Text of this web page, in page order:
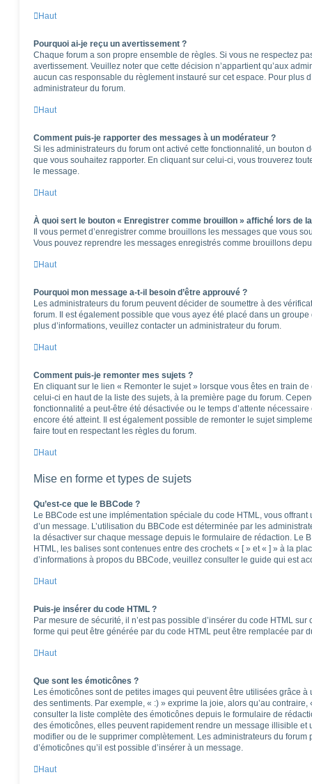
Haut
Pourquoi ai-je reçu un avertissement ?
Chaque forum a son propre ensemble de règles. Si vous ne respectez
avertissement. Veuillez noter que cette décision n’appartient qu’aux
aucun cas responsable du règlement instauré sur cet espace. Pour plus
administrateur du forum.
Haut
Comment puis-je rapporter des messages à un modérateur ?
Si les administrateurs du forum ont activé cette fonctionnalité, un bouton
que vous souhaitez rapporter. En cliquant sur celui-ci, vous trouverez
le message.
Haut
À quoi sert le bouton « Enregistrer comme brouillon » affiché lors de
Il vous permet d’enregistrer comme brouillons les messages que vous
Vous pouvez reprendre les messages enregistrés comme brouillons
Haut
Pourquoi mon message a-t-il besoin d’être approuvé ?
Les administrateurs du forum peuvent décider de soumettre à des
forum. Il est également possible que vous ayez été placé dans un
plus d’informations, veuillez contacter un administrateur du forum.
Haut
Comment puis-je remonter mes sujets ?
En cliquant sur le lien « Remonter le sujet » lorsque vous êtes en train
celui-ci en haut de la liste des sujets, à la première page du forum.
fonctionnalité a peut-être été désactivée ou le temps d’attente
encore été atteint. Il est également possible de remonter le sujet
faire tout en respectant les règles du forum.
Haut
Mise en forme et types de sujets
Qu’est-ce que le BBCode ?
Le BBCode est une implémentation spéciale du code HTML, vous
d’un message. L’utilisation du BBCode est déterminée par les
la désactiver sur chaque message depuis le formulaire de rédaction. Le
HTML, les balises sont contenues entre des crochets « [ » et « ] » à la
d’informations à propos du BBCode, veuillez consulter le guide qui est
Haut
Puis-je insérer du code HTML ?
Par mesure de sécurité, il n’est pas possible d’insérer du code HTML
forme qui peut être générée par du code HTML peut être remplacée par
Haut
Que sont les émoticônes ?
Les émoticônes sont de petites images qui peuvent être utilisées grâce à
des sentiments. Par exemple, « :) » exprime la joie, alors qu’au
consulter la liste complète des émoticônes depuis le formulaire de
des émoticônes, elles peuvent rapidement rendre un message illisible et
modifier ou de le supprimer complètement. Les administrateurs du
d’émoticônes qu’il est possible d’insérer à un message.
Haut